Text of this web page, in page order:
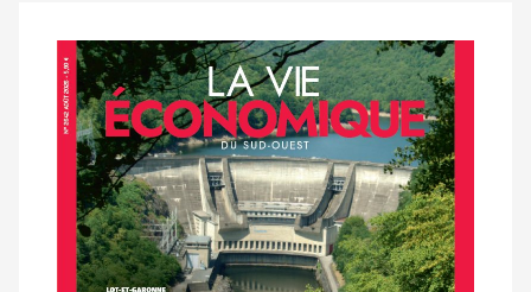
Notre
dernier
magazine